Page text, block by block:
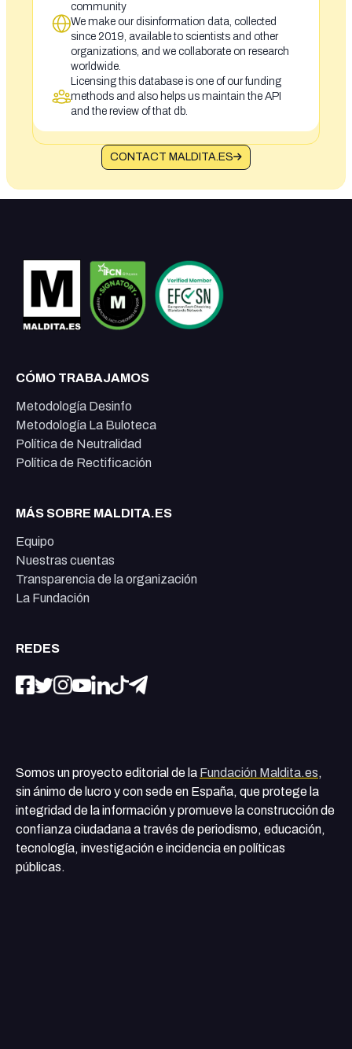
community
We make our disinformation data, collected
since 2019, available to scientists and other
organizations, and we collaborate on research
worldwide.
Licensing this database is one of our funding
methods and also helps us maintain the API
and the review of that db.
CONTACT MALDITA.ES
CÓMO TRABAJAMOS
Metodología Desinfo
Metodología La Buloteca
Política de Neutralidad
Política de Rectificación
MÁS SOBRE MALDITA.ES
Equipo
Nuestras cuentas
Transparencia de la organización
La Fundación
REDES
Somos un proyecto editorial de la Fundación Maldita.es,
sin ánimo de lucro y con sede en España, que protege la
integridad de la información y promueve la construcción de
confianza ciudadana a través de periodismo, educación,
tecnología, investigación e incidencia en políticas
públicas.